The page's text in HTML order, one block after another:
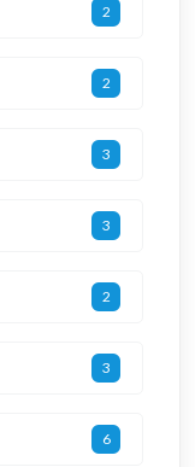
2
2
3
3
2
3
6